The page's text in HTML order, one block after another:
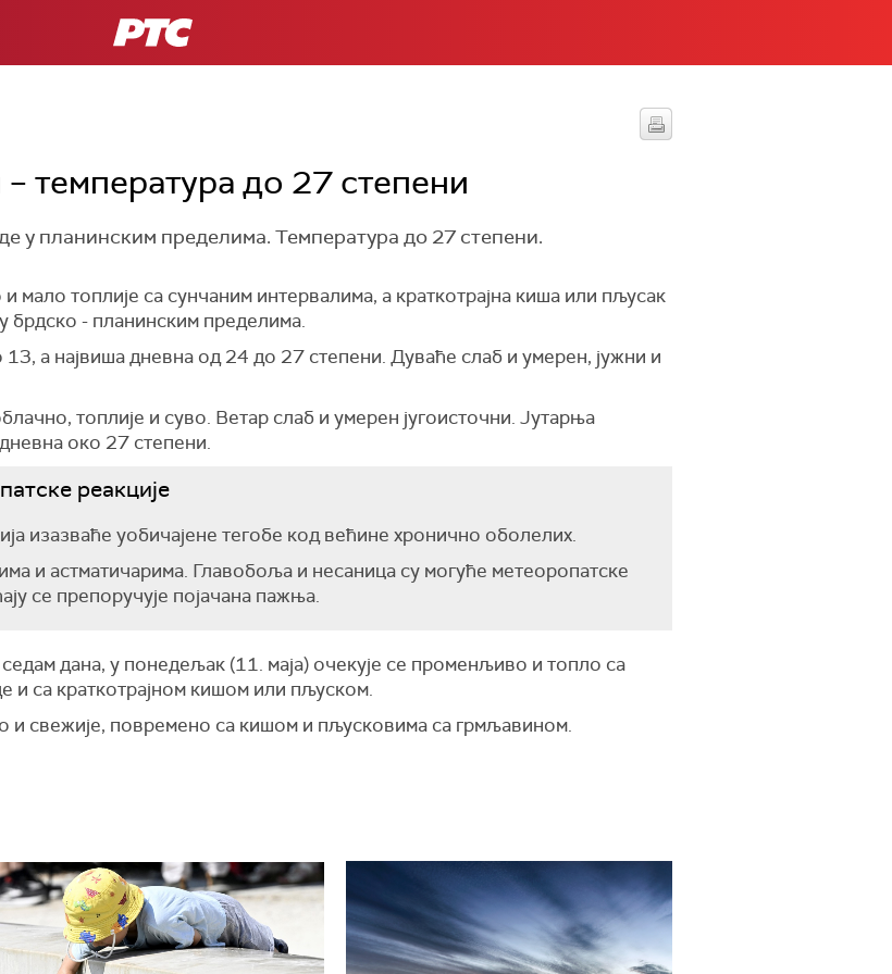
РТС
температура до 27 степени
у планинским пределима. Температура до 27 степени.
топлије са сунчаним интервалима, а краткотрајна киша или пљусак
брдско - планинским пределима.
а највиша дневна од 24 до 27 степени. Дуваће слаб и умерен, јужни и
топлије и суво. Ветар слаб и умерен југоисточни. Јутарња
око 27 степени.
реакције
изазваће уобичајене тегобе код већине хронично оболелих.
и астматичарима. Главобоља и несаница су могуће метеоропатске
се препоручује појачана пажња.
дана, у понедељак (11. маја) очекује се променљиво и топло са
и са краткотрајном кишом или пљуском.
и свежије, повремено са кишом и пљусковима са грмљавином.